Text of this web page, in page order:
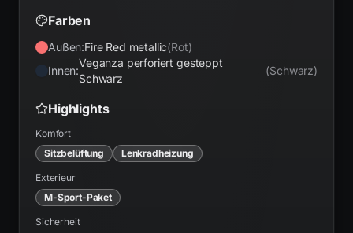
Farben
Außen:Fire Red metallic(Rot)
Innen:
Veganza perforiert gesteppt
Schwarz
(Schwarz)
Highlights
Komfort
Sitzbelüftung
Lenkradheizung
Exterieur
M-Sport-Paket
Sicherheit